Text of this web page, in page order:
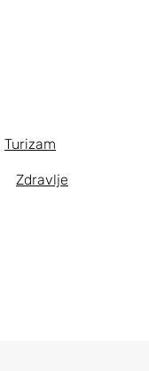
Turizam
Zdravlje